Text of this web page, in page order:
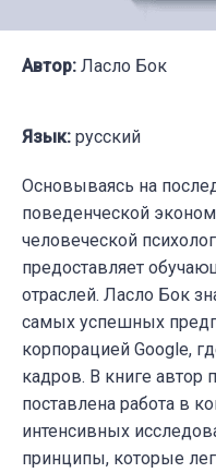
Автор: Ласло Бок
Язык: русский
Основываясь на
поведенческой
человеческой
предоставляет
отраслей. Ласло Бок
самых успешных
корпорацией Google,
кадров. В книге автор
поставлена работа в
интенсивных
принципы, которые